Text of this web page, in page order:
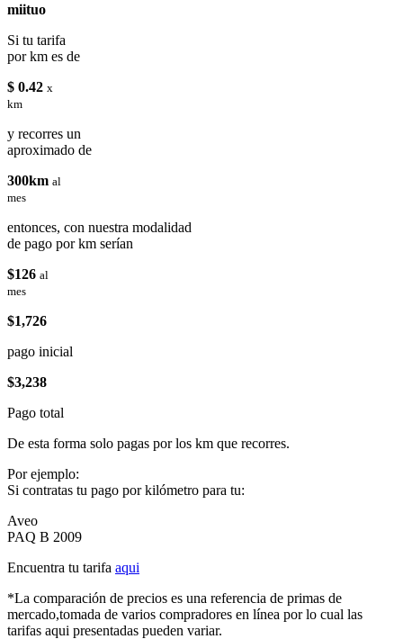
miituo
Si tu tarifa
por km es de
$ 0.42 x
km
y recorres un
aproximado de
300km al
mes
entonces, con nuestra modalidad
de pago por km serían
$126 al
mes
$1,726
pago inicial
$3,238
Pago total
De esta forma solo pagas por los km que recorres.
Por ejemplo:
Si contratas tu pago por kilómetro para tu:
Aveo
PAQ B 2009
Encuentra tu tarifa aqui
*La comparación de precios es una referencia de primas de
mercado,tomada de varios compradores en línea por lo cual las
tarifas aqui presentadas pueden variar.